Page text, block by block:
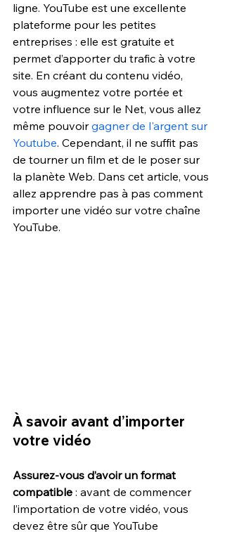
ligne. YouTube est une excellente
plateforme pour les petites
entreprises : elle est gratuite et
permet d’apporter du trafic à votre
site. En créant du contenu vidéo,
vous augmentez votre portée et
votre influence sur le Net, vous allez
même pouvoir gagner de l'argent sur
Youtube. Cependant, il ne suffit pas
de tourner un film et de le poser sur
la planète Web. Dans cet article, vous
allez apprendre pas à pas comment
importer une vidéo sur votre chaîne
YouTube.
À savoir avant d’importer
votre vidéo
Assurez-vous d’avoir un format
compatible : avant de commencer
l’importation de votre vidéo, vous
devez être sûr que YouTube